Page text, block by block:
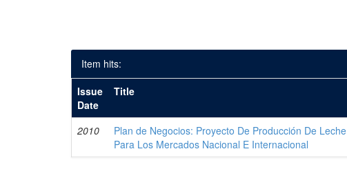
Item hits:
Issue
Date
Title
2010
Plan de Negocios: Proyecto De Producción De
Para Los Mercados Nacional E Internacional